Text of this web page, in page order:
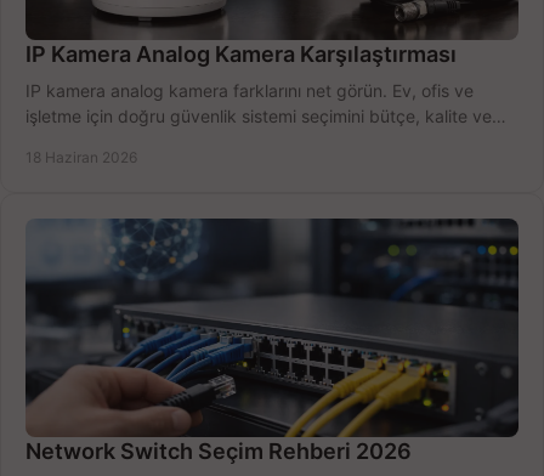
IP Kamera Analog Kamera Karşılaştırması
IP kamera analog kamera farklarını net görün. Ev, ofis ve
işletme için doğru güvenlik sistemi seçimini bütçe, kalite ve
18 Haziran 2026
Network Switch Seçim Rehberi 2026